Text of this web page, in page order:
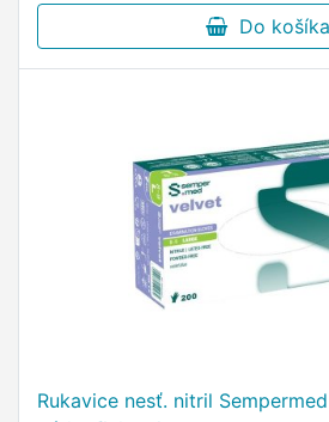
Do košíka
Rukavice nesť. nitril